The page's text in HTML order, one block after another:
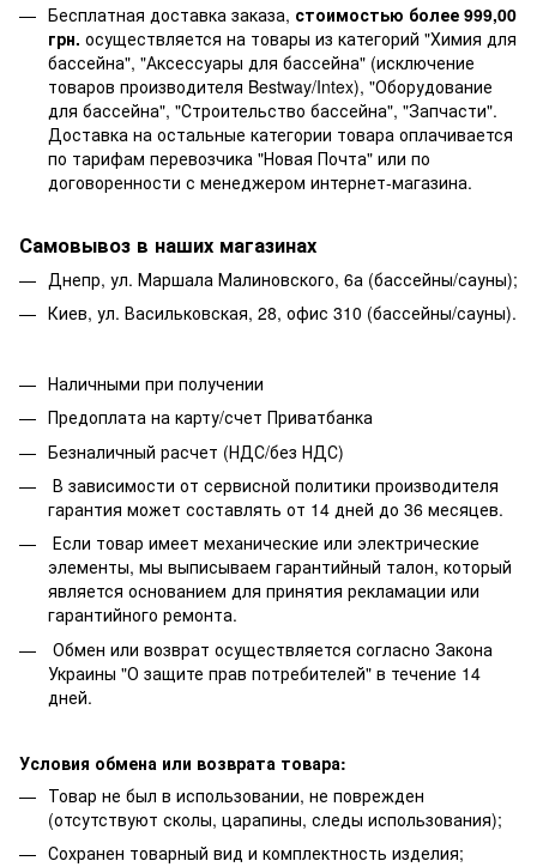
Бесплатная доставка заказа, стоимостью более 999,00
грн. осуществляется на товары из категорий "Химия для
бассейна", "Аксессуары для бассейна" (исключение
товаров производителя Bestway/Intex), "Оборудование
для бассейна", "Строительство бассейна", "Запчасти".
Доставка на остальные категории товара оплачивается
по тарифам перевозчика "Новая Почта" или по
договоренности с менеджером интернет-магазина.
Самовывоз в наших магазинах
Днепр, ул. Маршала Малиновского, 6а (бассейны/сауны);
Киев, ул. Васильковская, 28, офис 310 (бассейны/сауны).
Наличными при получении
Предоплата на карту/счет Приватбанка
Безналичный расчет (НДС/без НДС)
В зависимости от сервисной политики производителя
гарантия может составлять от 14 дней до 36 месяцев.
Если товар имеет механические или электрические
элементы, мы выписываем гарантийный талон, который
является основанием для принятия рекламации или
гарантийного ремонта.
Обмен или возврат осуществляется согласно Закона
Украины "О защите прав потребителей" в течение 14
дней.
Условия обмена или возврата товара:
Товар не был в использовании, не поврежден
(отсутствуют сколы, царапины, следы использования);
Сохранен товарный вид и комплектность изделия;